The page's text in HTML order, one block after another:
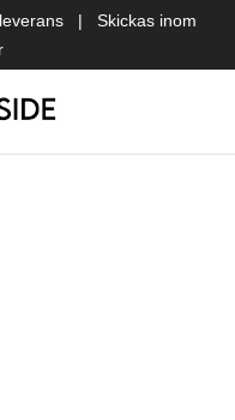
| Skickas inom